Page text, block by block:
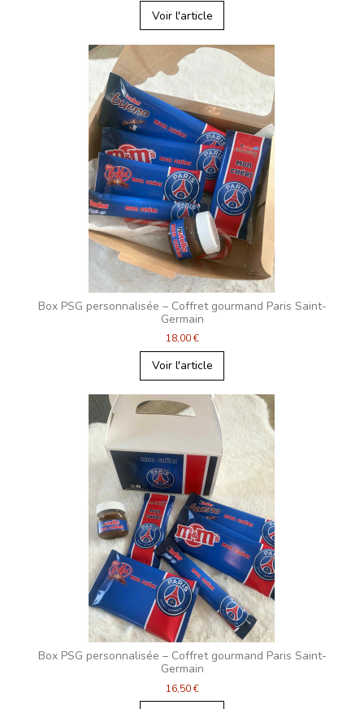
Voir l'article
Box PSG personnalisée – Coffret gourmand Paris Saint-
Germain
18,00 €
Voir l'article
Box PSG personnalisée – Coffret gourmand Paris Saint-
Germain
16,50 €